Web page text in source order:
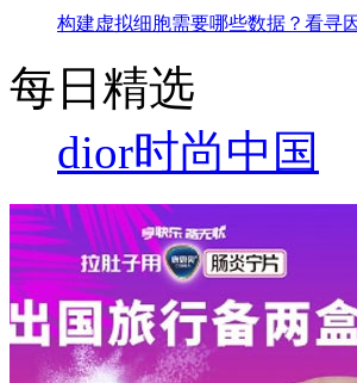
构建虚拟细胞需要哪些数据？看寻
每日精选
dior时尚中国